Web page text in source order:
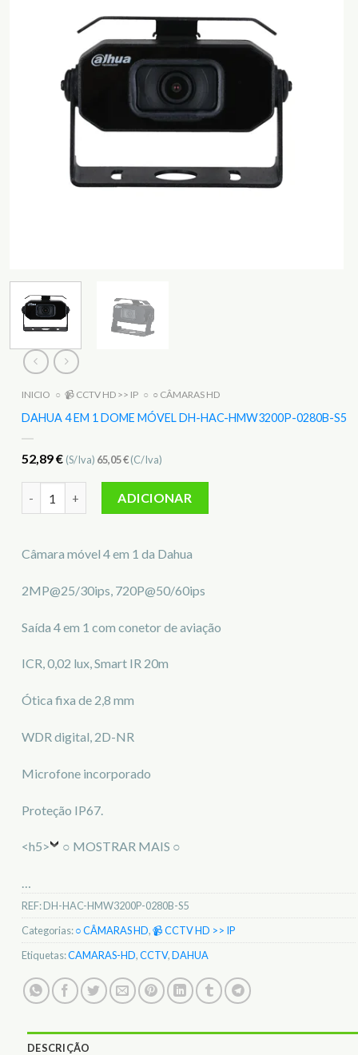
INICIO ○ 📹 CCTV HD >> IP ○ ○ CÂMARAS HD
DAHUA 4 EM 1 DOME MÓVEL DH-HAC-HMW3200P-0280B-S5
52,89€ (S/Iva) 65,05€(C/Iva)
ADICIONAR
Câmara móvel 4 em 1 da Dahua
2MP@25/30ips, 720P@50/60ips
Saída 4 em 1 com conetor de aviação
ICR, 0,02 lux, Smart IR 20m
Ótica fixa de 2,8 mm
WDR digital, 2D-NR
Microfone incorporado
Proteção IP67.
<h5> ○ MOSTRAR MAIS ○
…
REF:DH-HAC-HMW3200P-0280B-S5
Categorias:○ CÂMARAS HD,📹 CCTV HD >> IP
Etiquetas:CAMARAS-HD,CCTV,DAHUA
DESCRIÇÃO